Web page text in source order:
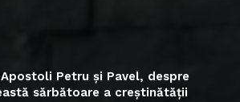
Petru și Pavel, despre
sărbătoare a creștinătății